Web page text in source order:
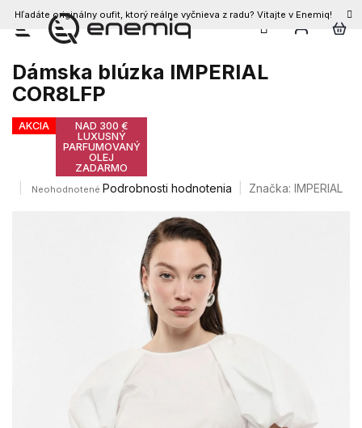
Prejsť
obsah
Hľadáte originálny oufit, ktorý reálne vyčnieva z radu? Vitajte v Enemiq!
Dámska blúzka IMPERIAL
COR8LFP
AKCIA
NAD 300 €
LUXUSNÝ
PARFUMOVANÝ
OLEJ
ZADARMO
Priemerné
Neohodnotené Podrobnosti hodnotenia Značka: IMPERIAL